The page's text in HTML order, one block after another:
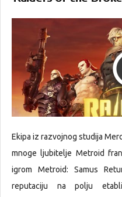
Ekipa iz razvojnog studija
mnoge ljubitelje Metroid
igrom Metroid: Samus
reputaciju na polju